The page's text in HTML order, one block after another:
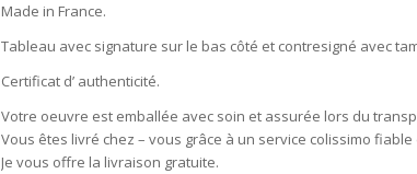
Made in France.
Tableau avec signature sur le bas côté et contresigné avec
Certificat d’ authenticité.
Votre oeuvre est emballée avec soin et assurée lors du
Vous êtes livré chez – vous grâce à un service colissimo
Je vous offre la livraison gratuite.